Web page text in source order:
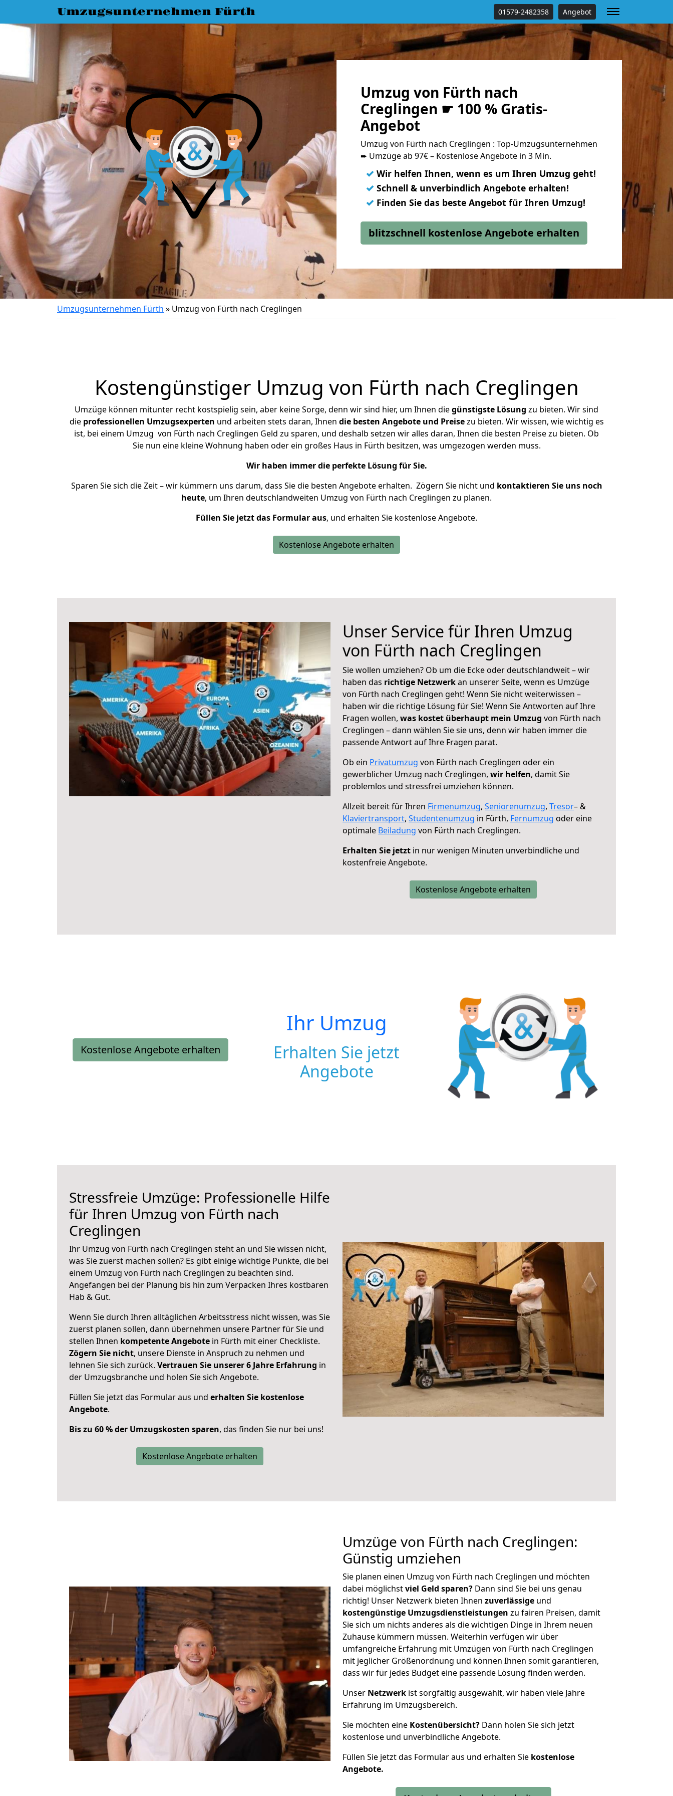
Umzugsunternehmen Fürth 01579-2482358 Angebot
Umzug von Fürth nach
Creglingen ☛ 100 % Gratis-
Angebot
Umzug von Fürth nach Creglingen : Top-Umzugsunternehmen
➨ Umzüge ab 97€ – Kostenlose Angebote in 3 Min.
✓ Wir helfen Ihnen, wenn es um Ihren Umzug geht!
✓ Schnell & unverbindlich Angebote erhalten!
✓ Finden Sie das beste Angebot für Ihren Umzug!
blitzschnell kostenlose Angebote erhalten
Umzugsunternehmen Fürth » Umzug von Fürth nach Creglingen
Kostengünstiger Umzug von Fürth nach Creglingen
Umzüge können mitunter recht kostspielig sein, aber keine Sorge, denn wir sind hier, um Ihnen diegünstigste Lösung zu bieten. Wir sind
die professionellen Umzugsexperten und arbeiten stets daran, Ihnen die besten Angebote und Preisezu bieten. Wir wissen, wie wichtig es
ist, bei einem Umzug von Fürth nach Creglingen Geld zu sparen, und deshalb setzen wir alles daran, Ihnen die besten Preise zu bieten. Ob
Sie nun eine kleine Wohnung haben oder ein großes Haus in Fürth besitzen, was umgezogen werden muss.
Wir haben immer die perfekte Lösung für Sie.
Sparen Sie sich die Zeit – wir kümmern uns darum, dass Sie die besten Angebote erhalten. Zögern Sie nicht und kontaktieren Sie uns noch
heute, um Ihren deutschlandweiten Umzug von Fürth nach Creglingen zu planen.
Füllen Sie jetzt das Formular aus, und erhalten Sie kostenlose Angebote.
Kostenlose Angebote erhalten
Unser Service für Ihren Umzug
von Fürth nach Creglingen
Sie wollen umziehen? Ob um die Ecke oder deutschlandweit – wir
haben das richtige Netzwerkan unserer Seite, wenn es Umzüge
von Fürth nach Creglingen geht! Wenn Sie nicht weiterwissen –
haben wir die richtige Lösung für Sie! Wenn Sie Antworten auf Ihre
Fragen wollen, was kostet überhaupt mein Umzug von Fürth nach
Creglingen – dann wählen Sie sie uns, denn wir haben immer die
passende Antwort auf Ihre Fragen parat.
Ob ein Privatumzug von Fürth nach Creglingen oder ein
gewerblicher Umzug nach Creglingen, wir helfen, damit Sie
problemlos und stressfrei umziehen können.
Allzeit bereit für Ihren Firmenumzug, Seniorenumzug, Tresor– &
Klaviertransport, Studentenumzug in Fürth, Fernumzug oder eine
optimale Beiladung von Fürth nach Creglingen.
Erhalten Sie jetzt in nur wenigen Minuten unverbindliche und
kostenfreie Angebote.
Kostenlose Angebote erhalten
Kostenlose Angebote erhalten
Ihr Umzug
Erhalten Sie jetzt
Angebote
Stressfreie Umzüge: Professionelle Hilfe
für Ihren Umzug von Fürth nach
Creglingen
Ihr Umzug von Fürth nach Creglingen steht an und Sie wissen nicht,
was Sie zuerst machen sollen? Es gibt einige wichtige Punkte, die bei
einem Umzug von Fürth nach Creglingen zu beachten sind.
Angefangen bei der Planung bis hin zum Verpacken Ihres kostbaren
Hab & Gut.
Wenn Sie durch Ihren alltäglichen Arbeitsstress nicht wissen, was Sie
zuerst planen sollen, dann übernehmen unsere Partner für Sie und
stellen Ihnen kompetente Angebote in Fürth mit einer Checkliste.
Zögern Sie nicht, unsere Dienste in Anspruch zu nehmen und
lehnen Sie sich zurück. Vertrauen Sie unserer 6 Jahre Erfahrung in
der Umzugsbranche und holen Sie sich Angebote.
Füllen Sie jetzt das Formular aus und erhalten Sie kostenlose
Angebote.
Bis zu 60 % der Umzugskosten sparen, das finden Sie nur bei uns!
Kostenlose Angebote erhalten
Umzüge von Fürth nach Creglingen:
Günstig umziehen
Sie planen einen Umzug von Fürth nach Creglingen und möchten
dabei möglichstviel Geld sparen? Dann sind Sie bei uns genau
richtig! Unser Netzwerk bieten Ihnen zuverlässige und
kostengünstige Umzugsdienstleistungen zu fairen Preisen, damit
Sie sich um nichts anderes als die wichtigen Dinge in Ihrem neuen
Zuhause kümmern müssen. Weiterhin verfügen wir über
umfangreiche Erfahrung mit Umzügen von Fürth nach Creglingen
mit jeglicher Größenordnung und können Ihnen somit garantieren,
dass wir für jedes Budget eine passende Lösung finden werden.
Unser Netzwerk ist sorgfältig ausgewählt, wir haben viele Jahre
Erfahrung im Umzugsbereich.
Sie möchten eine Kostenübersicht? Dann holen Sie sich jetzt
kostenlose und unverbindliche Angebote.
Füllen Sie jetzt das Formular aus und erhalten Sie kostenlose
Angebote.